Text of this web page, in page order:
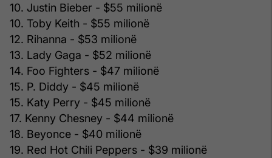
10. Justin Bieber - $55 milionë
10. Toby Keith - $55 milionë
12. Rihanna - $53 milionë
13. Lady Gaga - $52 milionë
14. Foo Fighters - $47 milionë
15. P. Diddy - $45 milionë
15. Katy Perry - $45 milionë
17. Kenny Chesney - $44 milionë
18. Beyonce - $40 milionë
19. Red Hot Chili Peppers - $39 milionë